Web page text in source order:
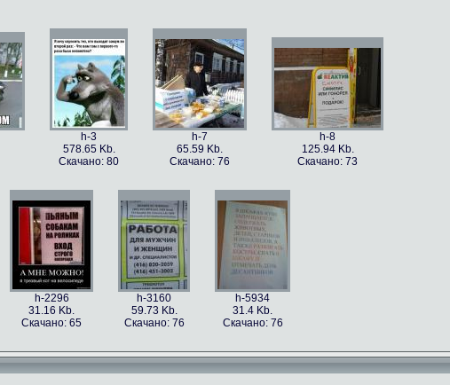
h-86979
106.1 Kb.
Скачано: 63
h-86978
101.5 Kb.
Скачано: 59
h-86977
79.4 Kb.
Скачано: 82
115.82 Kb.
Скачано: 70
h-3
578.65 Kb.
Скачано: 80
h-7
65.59 Kb.
Скачано: 76
h-8
125.94 Kb.
Скачано: 73
h-2296
31.16 Kb.
Скачано: 65
h-3160
59.73 Kb.
Скачано: 76
h-5934
31.4 Kb.
Скачано: 76